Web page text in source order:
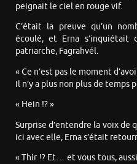
peignait le ciel en rouge vif.
C’était la preuve qu’un
écoulé, et Erna
patriarche, Fagrahvél.
« Ce n’est pas le moment
Il n’y a plus non plus de temps
« Hein !? »
Surprise d’entendre la voix de
ici avec elle, Erna s’était
« Thír !? Et… et vous tous,